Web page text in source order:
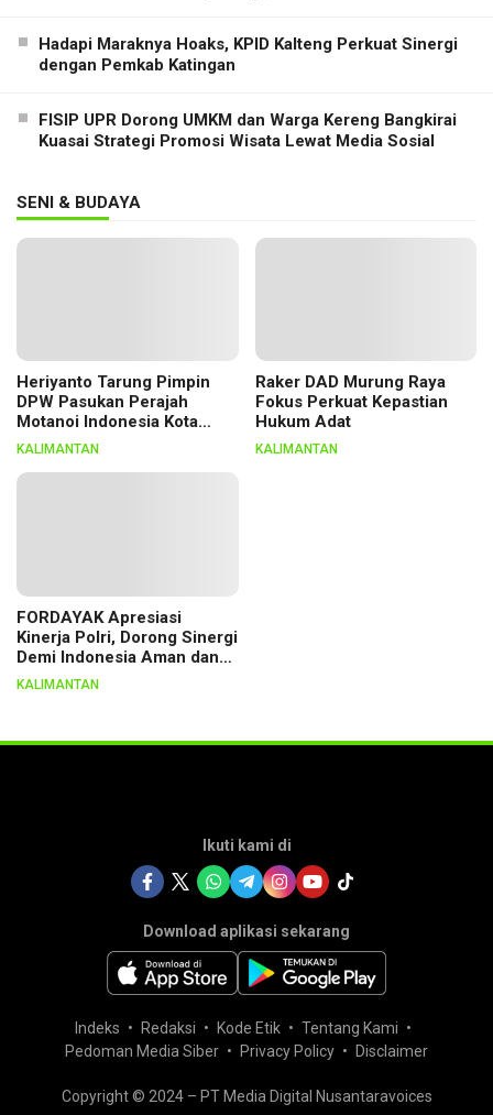
Hadapi Maraknya Hoaks, KPID Kalteng Perkuat Sinergi
dengan Pemkab Katingan
FISIP UPR Dorong UMKM dan Warga Kereng Bangkirai
Kuasai Strategi Promosi Wisata Lewat Media Sosial
SENI & BUDAYA
Heriyanto Tarung Pimpin
DPW Pasukan Perajah
Motanoi Indonesia Kota
Palangka Raya, Dikukuhkan
KALIMANTAN
Raker DAD Murung Raya
Fokus Perkuat Kepastian
Hukum Adat
KALIMANTAN
FORDAYAK Apresiasi
Kinerja Polri, Dorong Sinergi
Demi Indonesia Aman dan
Berkeadilan
KALIMANTAN
Ikuti kami di
Download aplikasi sekarang
Indeks Redaksi Kode Etik
Tentang Kami
Pedoman Media Siber
Privacy Policy Disclaimer
Copyright © 2024 – PT Media Digital Nusantaravoices